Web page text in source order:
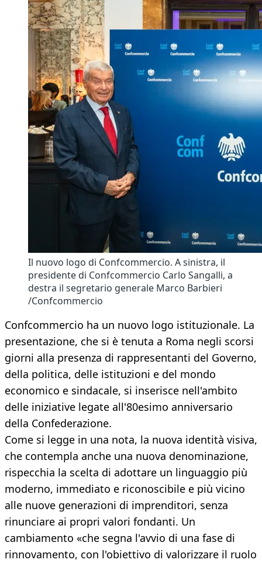
Il nuovo logo di Confcommercio. A sinistra, il
presidente di Confcommercio Carlo Sangalli, a
destra il segretario generale Marco Barbieri
/Confcommercio
Confcommercio ha un nuovo logo istituzionale. La
presentazione, che si è tenuta a Roma negli scorsi
giorni alla presenza di rappresentanti del Governo,
della politica, delle istituzioni e del mondo
economico e sindacale, si inserisce nell'ambito
delle iniziative legate all'80esimo anniversario
della Confederazione.
Come si legge in una nota, la nuova identità visiva,
che contempla anche una nuova denominazione,
rispecchia la scelta di adottare un linguaggio più
moderno, immediato e riconoscibile e più vicino
alle nuove generazioni di imprenditori, senza
rinunciare ai propri valori fondanti. Un
cambiamento «che segna l'avvio di una fase di
rinnovamento, con l'obiettivo di valorizzare il ruolo